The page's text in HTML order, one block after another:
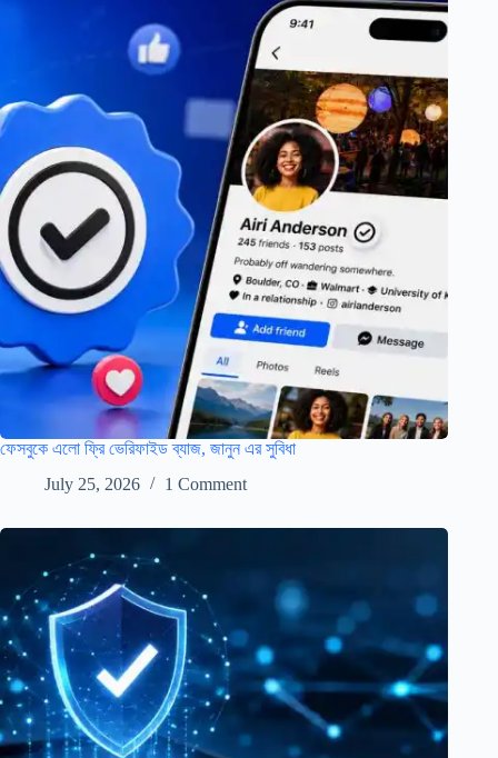
ফেসবুকে এলো ফ্রি ভেরিফাইড ব্যাজ, জানুন এর সুবিধা
July 25, 2026
1 Comment